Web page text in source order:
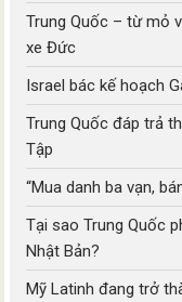
Trung Quốc – từ mỏ
xe Đức
Israel bác kế hoạch
Trung Quốc đáp trả
Tập
“Mua danh ba vạn,
Tại sao Trung Quốc
Nhật Bản?
Mỹ Latinh đang trở